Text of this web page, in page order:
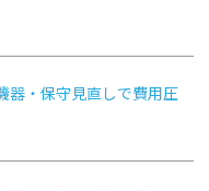
器・保守見直しで費用圧